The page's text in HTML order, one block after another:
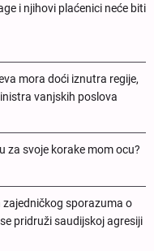
i njihovi plaćenici neće biti
mora doći iznutra regije,
vanjskih poslova
za svoje korake mom ocu?
sporazuma o
pridruži saudijskoj agresiji